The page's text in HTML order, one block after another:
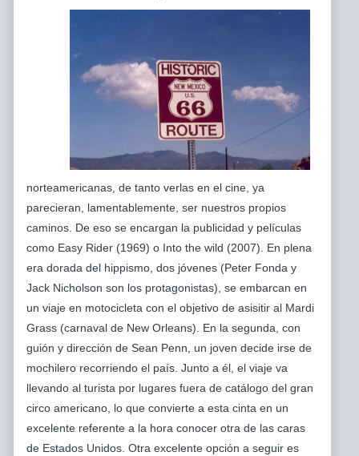
norteamericanas, de tanto verlas en el cine, ya
parecieran, lamentablemente, ser nuestros propios
caminos. De eso se encargan la publicidad y películas
como Easy Rider (1969) o Into the wild (2007). En plena
era dorada del hippismo, dos jóvenes (Peter Fonda y
Jack Nicholson son los protagonistas), se embarcan en
un viaje en motocicleta con el objetivo de asisitir al Mardi
Grass (carnaval de New Orleans). En la segunda, con
guión y dirección de Sean Penn, un joven decide irse de
mochilero recorriendo el país. Junto a él, el viaje va
llevando al turista por lugares fuera de catálogo del gran
circo americano, lo que convierte a esta cinta en un
excelente referente a la hora conocer otra de las caras
de Estados Unidos. Otra excelente opción a seguir es